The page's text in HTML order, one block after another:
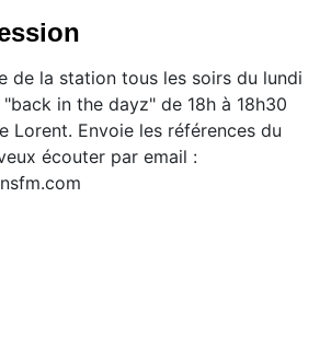
de la station tous les soirs du lundi
in the dayz" de 18h à 18h30
Lorent. Envoie les références du
écouter par email :